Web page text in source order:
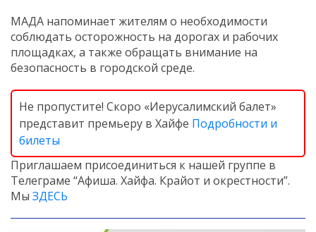
МАДА напоминает жителям о необходимости
соблюдать осторожность на дорогах и рабочих
площадках, а также обращать внимание на
безопасность в городской среде.
Не пропустите! Скоро «Иерусалимский балет»
представит премьеру в Хайфе Подробности и
билеты
Приглашаем присоединиться к нашей группе в
Телеграме “Афиша. Хайфа. Крайот и окрестности”.
Мы ЗДЕСЬ